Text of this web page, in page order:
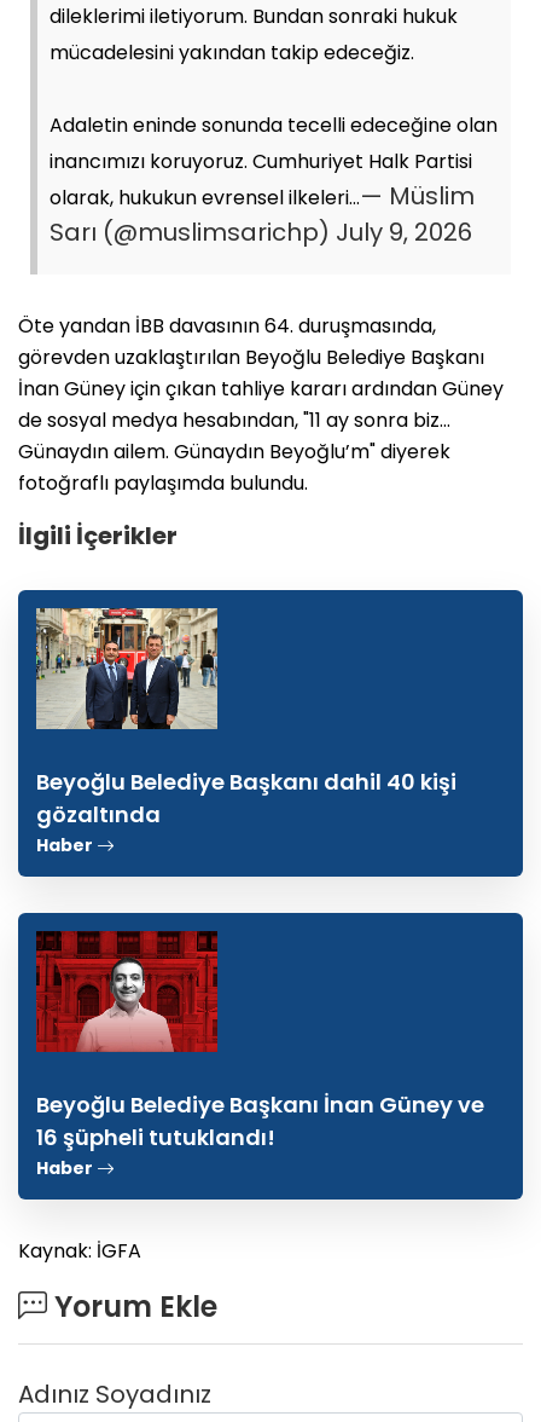
dileklerimi iletiyorum. Bundan sonraki hukuk
mücadelesini yakından takip edeceğiz.
Adaletin eninde sonunda tecelli edeceğine olan
inancımızı koruyoruz. Cumhuriyet Halk Partisi
olarak, hukukun evrensel ilkeleri…— Müslim
Sarı (@muslimsarichp) July 9, 2026
Öte yandan İBB davasının 64. duruşmasında,
görevden uzaklaştırılan Beyoğlu Belediye Başkanı
İnan Güney için çıkan tahliye kararı ardından Güney
de sosyal medya hesabından, "11 ay sonra biz…
Günaydın ailem. Günaydın Beyoğlu’m" diyerek
fotoğraflı paylaşımda bulundu.
İlgili İçerikler
Beyoğlu Belediye Başkanı dahil 40 kişi
gözaltında
Haber
Beyoğlu Belediye Başkanı İnan Güney ve
16 şüpheli tutuklandı!
Haber
Kaynak: İGFA
Yorum Ekle
Adınız Soyadınız